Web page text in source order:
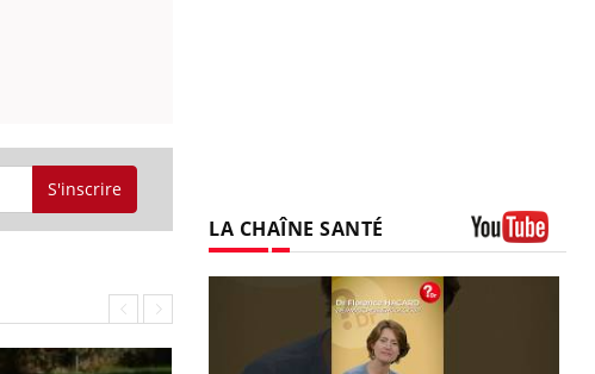
S'inscrire
LA CHAÎNE SANTÉ